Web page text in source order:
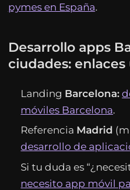
pymes en España.
Desarrollo apps
ciudades: enlaces
Landing Barcelona:
móviles Barcelona.
Referencia Madrid
desarrollo de
Si tu duda es
necesito app móvil